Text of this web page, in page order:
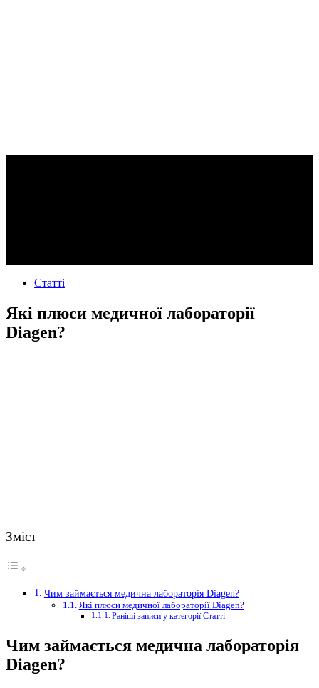
Статті
Які плюси медичної лабораторії
Diagen?
Зміст
Чим займається медична лабораторія Diagen?
Які плюси медичної лабораторії Diagen?
Раніші записи у категорії Статті
Чим займається медична лабораторія
Diagen?